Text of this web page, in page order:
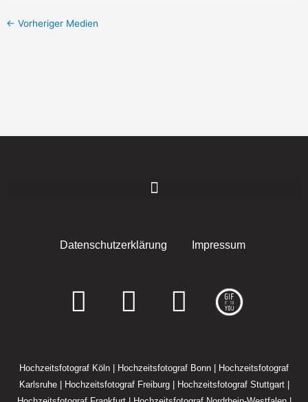
← Vorheriger Medien
Datenschutzerklärung Impressum
F
c
e
I
s
t
E
v
e
Hochzeitsfotograf Köln Hochzeitsfotograf Bonn
Hochzeitsfotograf
Karlsruhe| Hochzeitsfotograf Freiburg| Hochzeitsfotograf Stuttgart|